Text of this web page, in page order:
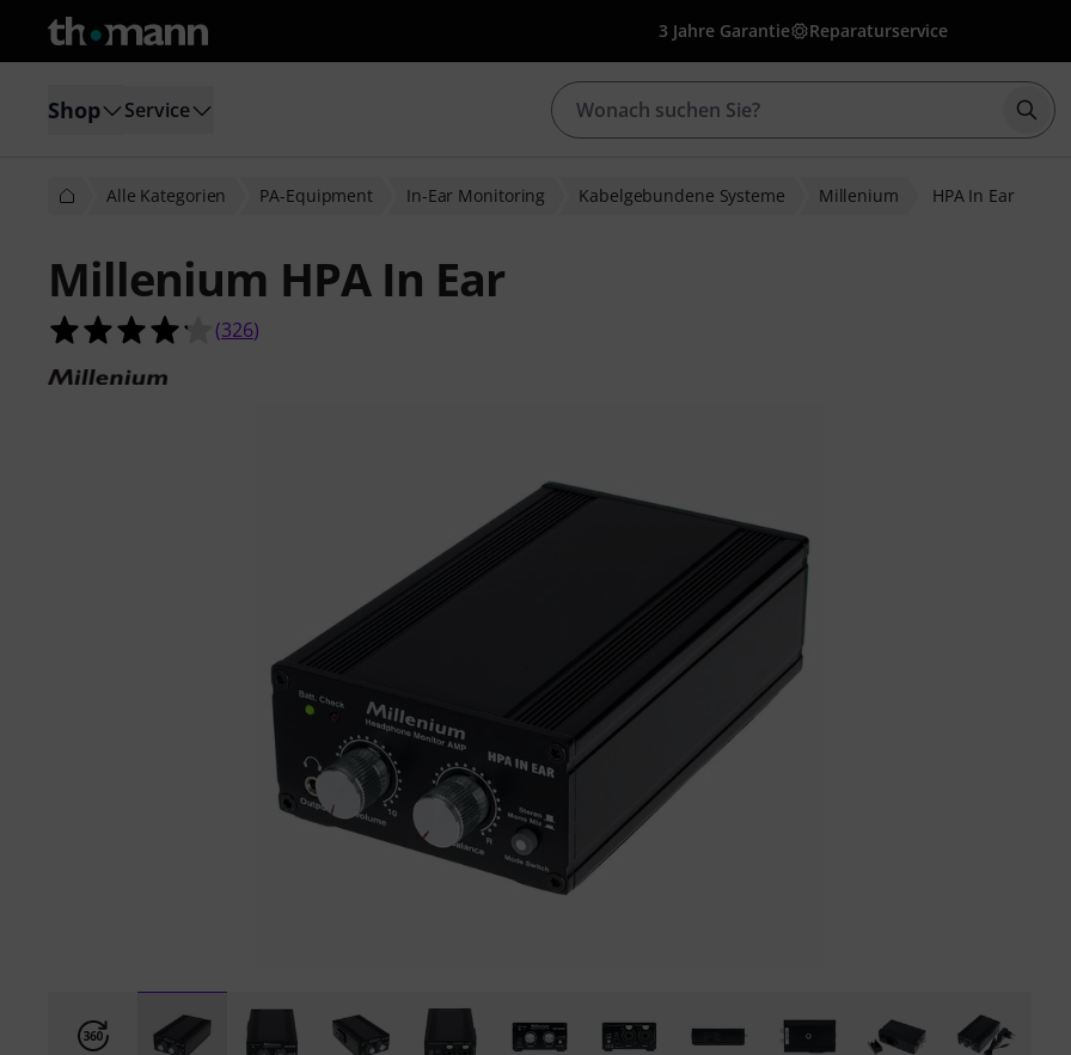
3 Jahre Garantie Reparaturservice
Shop Service
Alle Kategorien PA-Equipment In-Ear Monitoring Kabelgebundene Systeme Millenium HPA In Ear
Millenium HPA In Ear
4.2 von 5 Sternen aus 326 Kundenbewertungen
(326)